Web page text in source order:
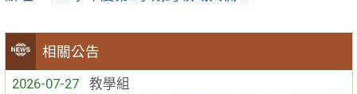
相關公告
2026-07-27
教學組